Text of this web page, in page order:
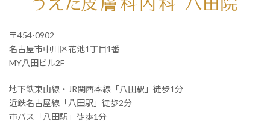
〒454-0902
名古屋市中川区花池1丁目1番
MY八田ビル2F
地下鉄東山線・JR関西本線「八田駅」徒歩1分
近鉄名古屋線「八田駅」徒歩2分
市バス「八田駅」徒歩1分